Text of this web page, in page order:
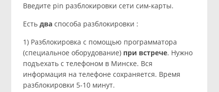
Введите pin разблокировки сети сим-карты.
Есть дваспособа разблокировки :
1) Разблокировка с помощью программатора
(специальное оборудование) при встрече. Нужно
подъехать с телефоном в Минске. Вся
информация на телефоне сохраняется. Время
разблокировки 5-10 минут.